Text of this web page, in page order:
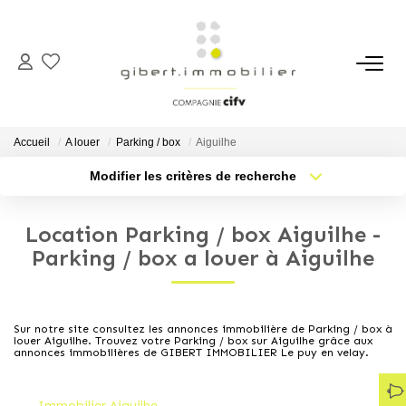
ACHETER
Maisons
Parkings
Immeubles
Terrains
LOUER
Accueil A louer Parking / box Aiguilhe
Modifier les critères de recherche
Sélectionnez...
Type de bien
Nb pièces min.
Créer une alerte
Location Parking / box Aiguilhe -
Parking / box a louer à Aiguilhe
Sur notre site consultez les annonces immobilière de Parking / box à
louer Aiguilhe. Trouvez votre Parking / box sur Aiguilhe grâce aux
annonces immobilières de GIBERT IMMOBILIER Le puy en velay.